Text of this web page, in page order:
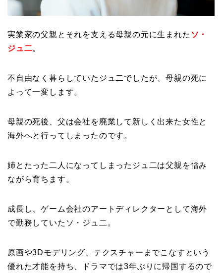
実業家の父親とそれを支える母親の元に生まれた ソ・
ジュ二。
不自由なく暮らしていたジュ二でしたが、母親の死に
よって一変します。
母親の死後、父は会社を廃業して新しく出来た女性と
海外へと行ってしまったのです。
姉とたった二人になってしまったジュ二は父親を憎み
ながら育ちます。
成長し、ゲーム会社のアートディレクターとして海外
で勤務していたソ・ジュ二。
原画や3Dモデリング、テクスチャーまでこなすという
優れた才能を持ち、ドラマでは3年ぶりに帰国するので